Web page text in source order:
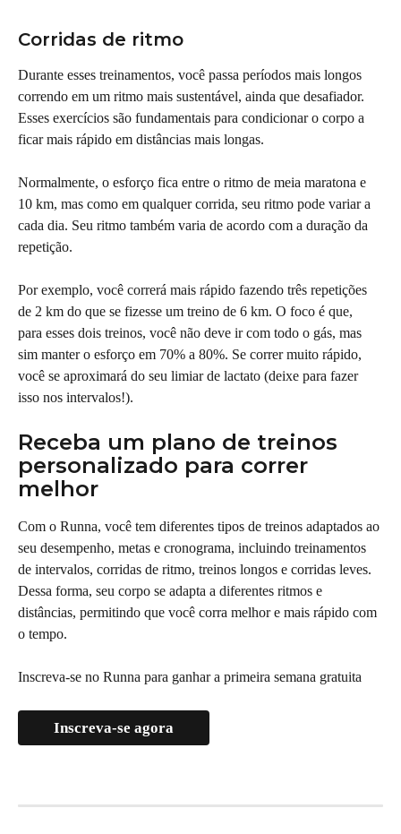
Corridas de ritmo
Durante esses treinamentos, você passa períodos mais longos
correndo em um ritmo mais sustentável, ainda que desafiador.
Esses exercícios são fundamentais para condicionar o corpo a
ficar mais rápido em distâncias mais longas.
Normalmente, o esforço fica entre o ritmo de meia maratona e
10 km, mas como em qualquer corrida, seu ritmo pode variar a
cada dia. Seu ritmo também varia de acordo com a duração da
repetição.
Por exemplo, você correrá mais rápido fazendo três repetições
de 2 km do que se fizesse um treino de 6 km. O foco é que,
para esses dois treinos, você não deve ir com todo o gás, mas
sim manter o esforço em 70% a 80%. Se correr muito rápido,
você se aproximará do seu limiar de lactato (deixe para fazer
isso nos intervalos!).
Receba um plano de treinos
personalizado para correr
melhor
Com o Runna, você tem diferentes tipos de treinos adaptados ao
seu desempenho, metas e cronograma, incluindo treinamentos
de intervalos, corridas de ritmo, treinos longos e corridas leves.
Dessa forma, seu corpo se adapta a diferentes ritmos e
distâncias, permitindo que você corra melhor e mais rápido com
o tempo.
Inscreva-se no Runna para ganhar a primeira semana gratuita
Inscreva-se agora